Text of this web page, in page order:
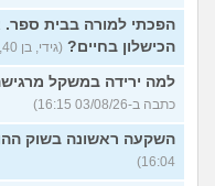
הפכתי למורה בבית
הכישלון בחיים? (גידי, בן 40, כתב ב-03/08/26 16:24)
למה ירידה במשקל
כתבה ב-03/08/26 16:15)
השקעה ראשונה בשוק
16:04)